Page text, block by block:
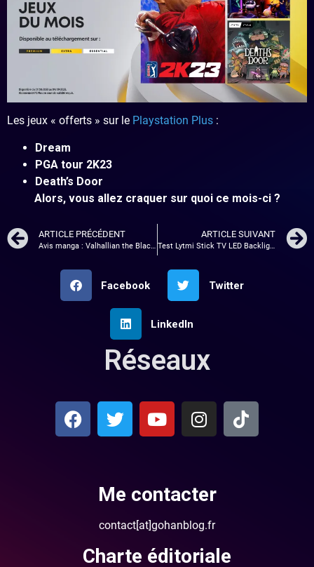
Les jeux « offerts » sur le Playstation Plus :
Dream
PGA tour 2K23
Death’s Door
Alors, vous allez craquer sur quoi ce mois-ci ?
ARTICLE PRÉCÉDENT
Avis manga : Valhallian the Black Iron – Tome 3
ARTICLE SUIVANT
Test Lytmi Stick TV LED Backlight
Facebook Twitter
LinkedIn
Réseaux
Me contacter
contact[at]gohanblog.fr
Charte éditoriale